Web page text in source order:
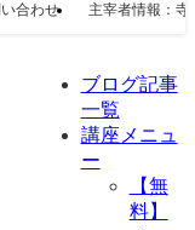
合わせ 主宰者情報：寺
ブログ記事
一覧
講座メニュ
ー
【無
料】